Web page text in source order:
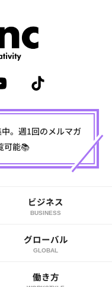
中。週1回のメルマガ
可能📚
ビジネス
BUSINESS
グローバル
GLOBAL
働き方